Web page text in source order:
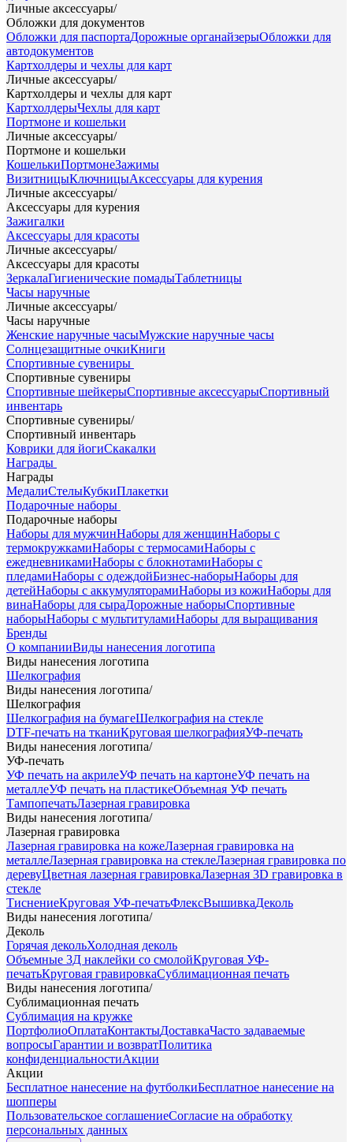
Личные аксессуары/
Обложки для документов
Обложки для паспортаДорожные органайзерыОбложки для
автодокументов
Картхолдеры и чехлы для карт
Личные аксессуары/
Картхолдеры и чехлы для карт
КартхолдерыЧехлы для карт
Портмоне и кошельки
Личные аксессуары/
Портмоне и кошельки
КошелькиПортмонеЗажимы
ВизитницыКлючницыАксессуары для курения
Личные аксессуары/
Аксессуары для курения
Зажигалки
Аксессуары для красоты
Личные аксессуары/
Аксессуары для красоты
ЗеркалаГигиенические помадыТаблетницы
Часы наручные
Личные аксессуары/
Часы наручные
Женские наручные часыМужские наручные часы
Солнцезащитные очкиКниги
Спортивные сувениры
Спортивные сувениры
Спортивные шейкерыСпортивные аксессуарыСпортивный
инвентарь
Спортивные сувениры/
Спортивный инвентарь
Коврики для йогиСкакалки
Награды
Награды
МедалиСтелыКубкиПлакетки
Подарочные наборы
Подарочные наборы
Наборы для мужчинНаборы для женщинНаборы с
термокружкамиНаборы с термосамиНаборы с
ежедневникамиНаборы с блокнотамиНаборы с
пледамиНаборы с одеждойБизнес-наборыНаборы для
детейНаборы с аккумуляторамиНаборы из кожиНаборы для
винаНаборы для сыраДорожные наборыСпортивные
наборыНаборы с мультитуламиНаборы для выращивания
Бренды
О компанииВиды нанесения логотипа
Виды нанесения логотипа
Шелкография
Виды нанесения логотипа/
Шелкография
Шелкография на бумагеШелкография на стекле
DTF-печать на тканиКруговая шелкографияУФ-печать
Виды нанесения логотипа/
УФ-печать
УФ печать на акрилеУФ печать на картонеУФ печать на
металлеУФ печать на пластикеОбъемная УФ печать
ТампопечатьЛазерная гравировка
Виды нанесения логотипа/
Лазерная гравировка
Лазерная гравировка на кожеЛазерная гравировка на
металлеЛазерная гравировка на стеклеЛазерная гравировка по
деревуЦветная лазерная гравировкаЛазерная 3D гравировка в
стекле
ТиснениеКруговая УФ-печатьФлексВышивкаДеколь
Виды нанесения логотипа/
Деколь
Горячая декольХолодная деколь
Объемные 3Д наклейки со смолойКруговая УФ-
печатьКруговая гравировкаСублимационная печать
Виды нанесения логотипа/
Сублимационная печать
Сублимация на кружке
ПортфолиоОплатаКонтактыДоставкаЧасто задаваемые
вопросыГарантии и возвратПолитика
конфиденциальностиАкции
Акции
Бесплатное нанесение на футболкиБесплатное нанесение на
шопперы
Пользовательское соглашениеСогласие на обработку
персональных данных